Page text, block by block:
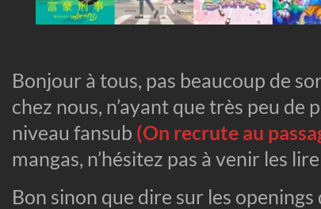
Bonjour à tous, pas beaucoup de
chez nous, n’ayant que très peu de
niveau fansub (On recrute au
mangas, n’hésitez pas à venir les
Bon sinon que dire sur les